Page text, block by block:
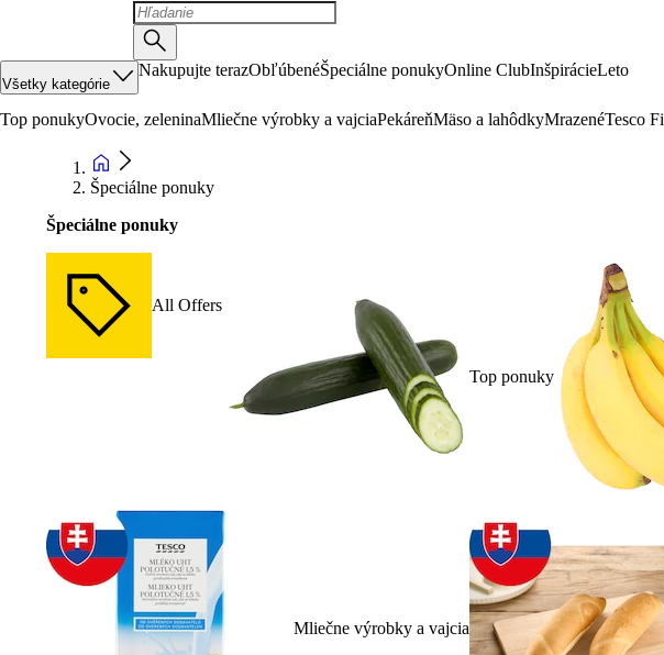
Všetky kategórie
Nakupujte terazObľúbenéŠpeciálne ponukyOnline ClubInšpirácieLeto
Top ponukyOvocie, zeleninaMliečne výrobky a vajciaPekáreňMäso a lahôdkyMrazenéTesco
Špeciálne ponuky
Špeciálne ponuky
All Offers
Top ponuky
Mliečne výrobky a vajcia